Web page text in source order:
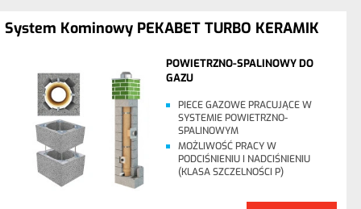
System Kominowy PEKABET TURBO KERAMIK
POWIETRZNO-SPALINOWY DO
GAZU
PIECE GAZOWE PRACUJĄCE W
SYSTEMIE POWIETRZNO-
SPALINOWYM
MOŻLIWOŚĆ PRACY W
PODCIŚNIENIU I NADCIŚNIENIU
(KLASA SZCZELNOŚCI P)